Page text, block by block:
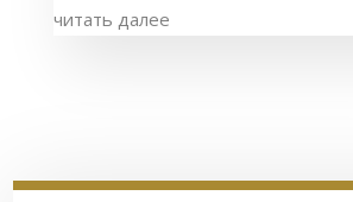
читать далее